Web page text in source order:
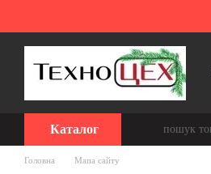
Каталог
Головна Мапа сайту